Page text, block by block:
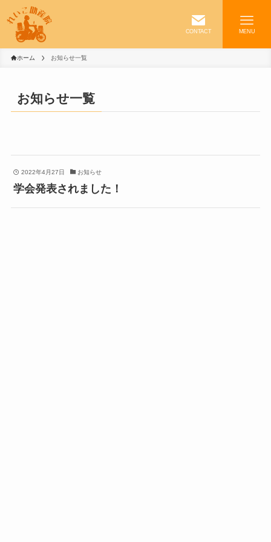
CONTACT MENU
ホーム お知らせ一覧
お知らせ一覧
2022年4月27日 お知らせ
学会発表されました！